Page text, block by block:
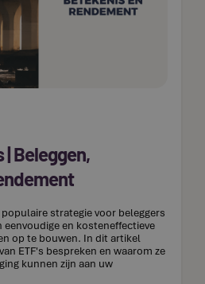
| Beleggen,
populaire strategie voor beleggers
eenvoudige en kosteneffectieve
op te bouwen. In dit artikel
ETF's bespreken en waarom ze
kunnen zijn aan uw